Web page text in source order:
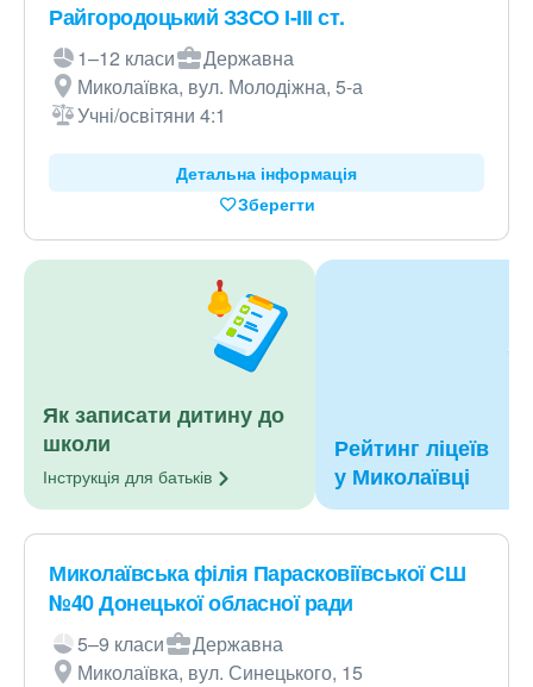
Райгородоцький ЗЗСО І-ІІІ ст.
1–12 класи
Державна
Миколаївка, вул. Молодіжна, 5-а
Учні/освітяни 4:1
Детальна інформація
Зберегти
Як записати дитину до
школи
Інструкція для батьків
Рейтинг ліцеїв
у Миколаївці
Миколаївська філія Парасковіївської СШ
№40 Донецької обласної ради
5–9 класи
Державна
Миколаївка, вул. Синецького, 15